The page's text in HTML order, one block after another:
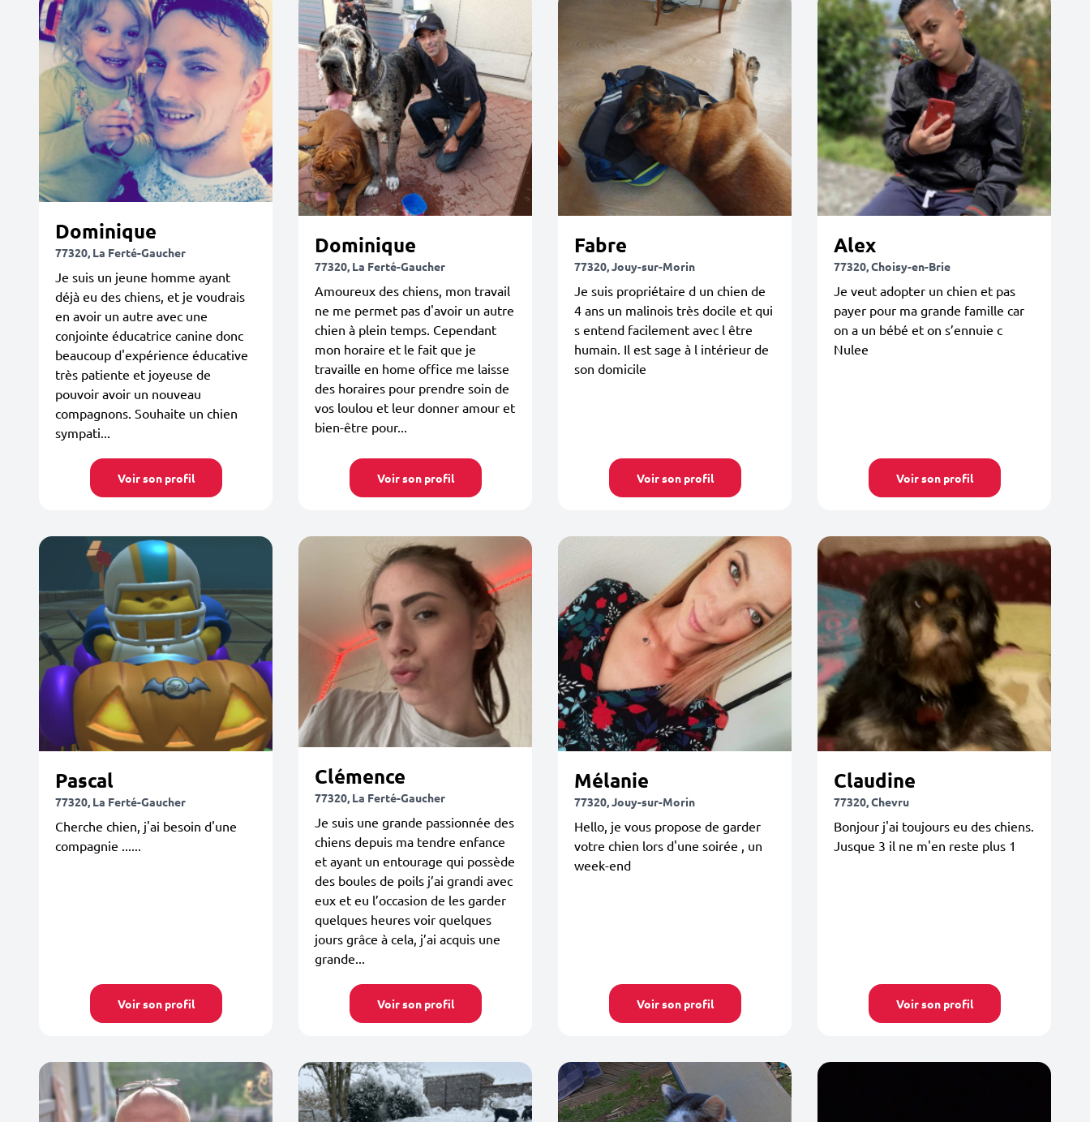
Dominique
77320, La Ferté-Gaucher
Je suis un jeune homme ayant
déjà eu des chiens, et je voudrais
en avoir un autre avec une
conjointe éducatrice canine donc
beaucoup d'expérience éducative
très patiente et joyeuse de
pouvoir avoir un nouveau
compagnons. Souhaite un chien
sympati...
Voir son profil
Dominique
77320, La Ferté-Gaucher
Amoureux des chiens, mon travail
ne me permet pas d'avoir un autre
chien à plein temps. Cependant
mon horaire et le fait que je
travaille en home office me laisse
des horaires pour prendre soin de
vos loulou et leur donner amour et
bien-être pour...
Voir son profil
Fabre
77320, Jouy-sur-Morin
Je suis propriétaire d un chien de
4 ans un malinois très docile et qui
s entend facilement avec l être
humain. Il est sage à l intérieur de
son domicile
Voir son profil
Alex
77320, Choisy-en-Brie
Je veut adopter un chien et pas
payer pour ma grande famille car
on a un bébé et on s’ennuie c
Nulee
Voir son profil
Pascal
77320, La Ferté-Gaucher
Cherche chien, j'ai besoin d'une
compagnie ......
Voir son profil
Clémence
77320, La Ferté-Gaucher
Je suis une grande passionnée des
chiens depuis ma tendre enfance
et ayant un entourage qui possède
des boules de poils j’ai grandi avec
eux et eu l’occasion de les garder
quelques heures voir quelques
jours grâce à cela, j’ai acquis une
grande...
Voir son profil
Mélanie
77320, Jouy-sur-Morin
Hello, je vous propose de garder
votre chien lors d'une soirée , un
week-end
Voir son profil
Claudine
77320, Chevru
Bonjour j'ai toujours eu des chiens.
Jusque 3 il ne m'en reste plus 1
Voir son profil